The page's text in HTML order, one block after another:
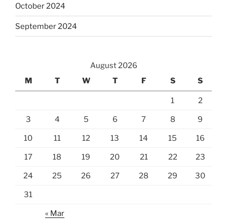
October 2024
September 2024
August 2026
M
T W T F S S
1 2
3 4 5 6 7 8 9
10 11 12 13 14 15 16
17 18 19 20 21 22 23
24 25 26 27 28 29 30
31
« Mar